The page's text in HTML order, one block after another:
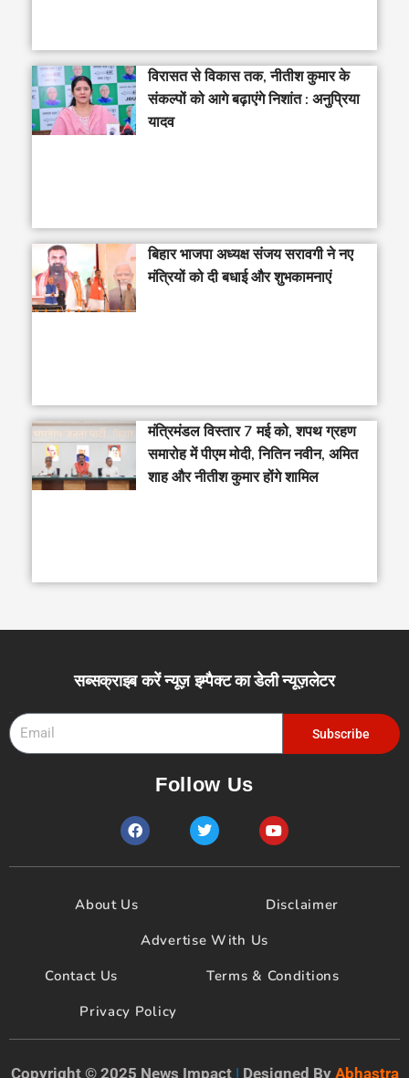
विरासत से विकास तक, नीतीश कुमार के
संकल्पों को आगे बढ़ाएंगे निशांत : अनुप्रिया
यादव
बिहार भाजपा अध्यक्ष संजय सरावगी ने नए
मंत्रियों को दी बधाई और शुभकामनाएं
मंत्रिमंडल विस्तार 7 मई को, शपथ ग्रहण
समारोह में पीएम मोदी, नितिन नवीन, अमित
शाह और नीतीश कुमार होंगे शामिल
सब्सक्राइब करें न्यूज़ इम्पैक्ट का डेली न्यूज़लेटर
Subscribe
Follow Us
F
a
e
o
T
w
t
Y
o
t
b
e
About Us
Disclaimer
Advertise With Us
Contact Us
Terms & Conditions
Privacy Policy
Copyright © 2025 News Impact | Designed By Abhastra